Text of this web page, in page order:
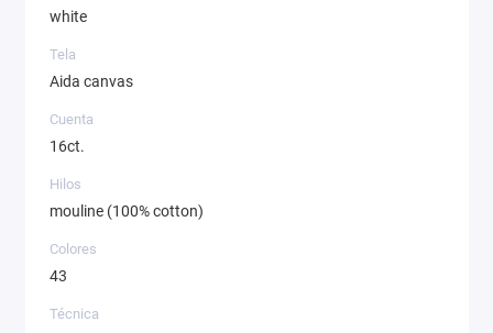
white
Tela
Aida canvas
Cuenta
16ct.
Hilos
mouline (100% cotton)
Colores
43
Técnica